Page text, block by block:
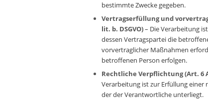
bestimmte Zwecke gegeben.
Vertragserfüllung und
lit. b. DSGVO)– Die Verarbeitung
dessen Vertragspartei die
vorvertraglicher Maßnahmen
betroffenen Person erfolgen.
Rechtliche Verpflichtung (Art. 6
Verarbeitung ist zur Erfüllung
der der Verantwortliche unterliegt.